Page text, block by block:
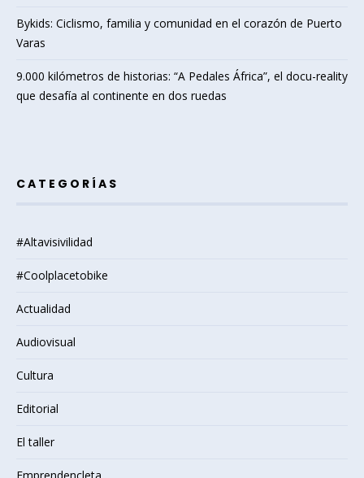
Bykids: Ciclismo, familia y comunidad en el corazón de Puerto
Varas
9.000 kilómetros de historias: “A Pedales África”, el docu-reality
que desafía al continente en dos ruedas
CATEGORÍAS
#Altavisivilidad
#Coolplacetobike
Actualidad
Audiovisual
Cultura
Editorial
El taller